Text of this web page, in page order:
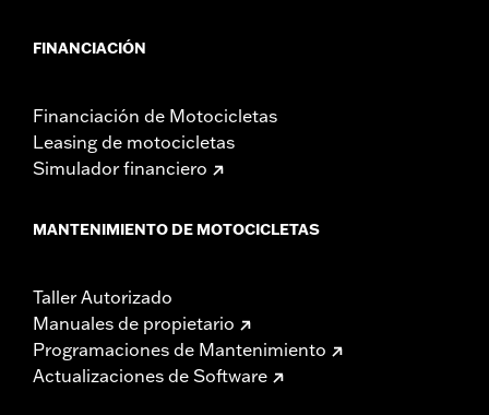
FINANCIACIÓN
Financiación de Motocicletas
Leasing de motocicletas
Simulador financiero
MANTENIMIENTO DE MOTOCICLETAS
Taller Autorizado
Manuales de propietario
Programaciones de Mantenimiento
Actualizaciones de Software